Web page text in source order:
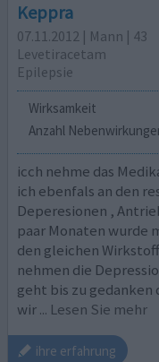
Keppra
07.11.2012 | Mann | 43
Levetiracetam
Epilepsie
Wirksamkeit
Anzahl
icch nehme das
ich ebenfals an den
Deperesionen ,
paar Monaten wurde
den gleichen
nehmen die
geht bis zu gedanken
wir... Lesen Sie mehr
ihre erfahrung